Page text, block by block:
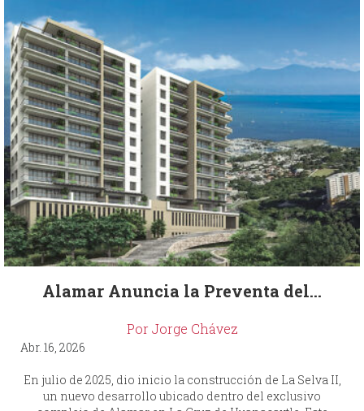
Alamar Anuncia la Preventa del...
Por Jorge Chávez
Abr. 16, 2026
En julio de 2025, dio inicio la construcción de La Selva II,
un nuevo desarrollo ubicado dentro del exclusivo